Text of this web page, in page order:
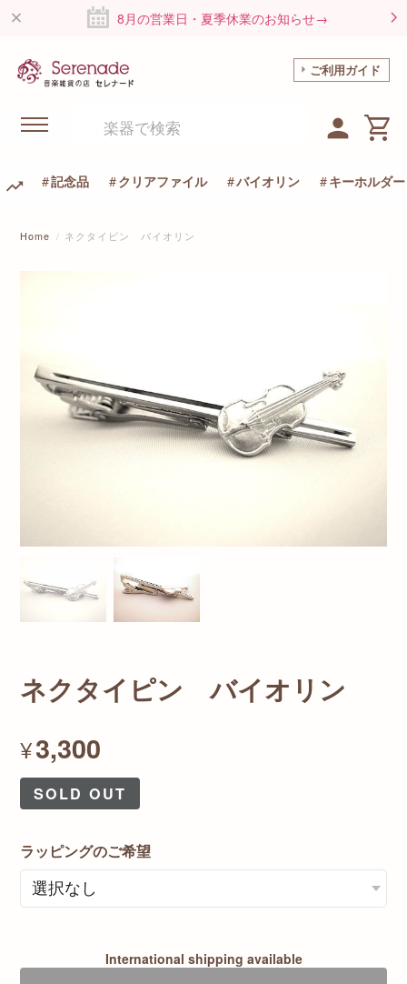
8月の営業日・夏季休業のお知らせ→
ご利用ガイド
記念品 クリアファイル バイオリン キーホルダー
Home ネクタイピン バイオリン
ネクタイピン バイオリン
¥3,300
SOLD OUT
ラッピングのご希望
International shipping available